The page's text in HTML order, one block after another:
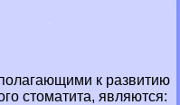
к развитию
стоматита, являются: